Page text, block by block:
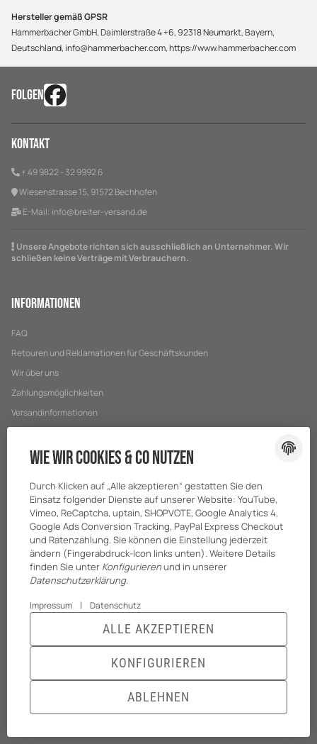
Hersteller gemäß GPSR
Hammerbacher GmbH, Daimlerstraße 4 +6, 92318 Neumarkt, Bayern,
Deutschland, info@hammerbacher.com, https://www.hammerbacher.com
FOLGEN
Kontakt
+ 49 9822 - 32 9992 6
Wiesenstrasse 15, 91572 Bechhofen
E-Mail: info@breiter-versand.de
Unsere Angebote richten sich ausschließlich an Unternehmer. Wir
schließen keine Verträge mit Verbrauchern.
Informationen
FAQ
Retouren und Reklamationen für Geschäftskunden
Wir über uns
Zahlungsmöglichkeiten
Versandinformationen
Gesetzliche Informationen
Datenschutz
Sitemap
Impressum
Batteriegesetzhinweise
* Alle Preise zzgl. gesetzlicher USt., zzgl.
ANMELDEN MENÜ WARENKORB
Wie wir Cookies & Co nutzen
Durch Klicken auf „Alle akzeptieren“ gestatten Sie den
Einsatz folgender Dienste auf unserer Website: YouTube,
Vimeo, ReCaptcha, uptain, SHOPVOTE, Google Analytics 4,
Google Ads Conversion Tracking, PayPal Express Checkout
und Ratenzahlung. Sie können die Einstellung jederzeit
ändern (Fingerabdruck-Icon links unten). Weitere Details
finden Sie unter Konfigurierenund in unserer
Datenschutzerklärung.
Impressum | Datenschutz
ABLEHNEN
KONFIGURIEREN
ALLE AKZEPTIEREN